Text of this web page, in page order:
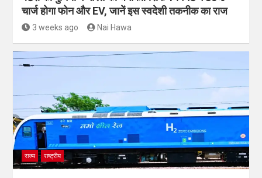
चार्ज होगा फोन और EV, जानें इस स्वदेशी तकनीक का राज
3 weeks ago Nai Hawa
राज्य राष्ट्रीय